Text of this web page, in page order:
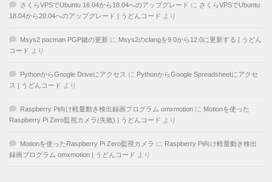
さくらVPSでUbuntu 16.04から18.04へのアップグレード に さくらVPSでUbuntu
18.04から20.04へのアップグレード | うどんコード より
Msys2 pacman PGP鍵の更新 に Msys2のclangを9.0から12.0に更新する | うどん
コード より
PythonからGoogle Driveにアクセス に PythonからGoogle Spreadsheetにアクセ
ス | うどんコード より
Raspberry Pi向け軽量動き検出録画プログラム omxmotion に Motionを使った
Raspberry Pi Zero監視カメラ(失敗) | うどんコード より
Motionを使ったRaspberry Pi Zero監視カメラ に Raspberry Pi向け軽量動き検出
録画プログラム omxmotion | うどんコード より